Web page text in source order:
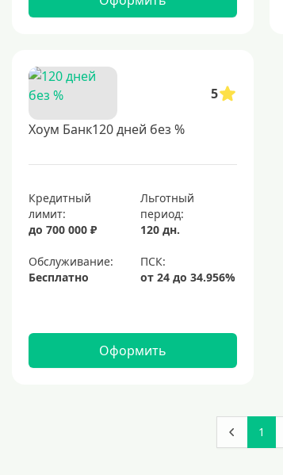
5
Хоум Банк120 дней без %
Кредитный
лимит:
до 700 000 ₽
Льготный
период:
120 дн.
Обслуживание:
Бесплатно
Оформить
1